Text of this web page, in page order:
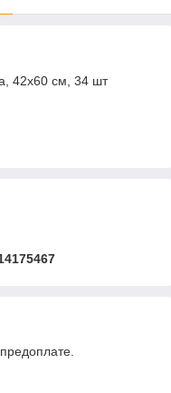
42х60 см, 34 шт